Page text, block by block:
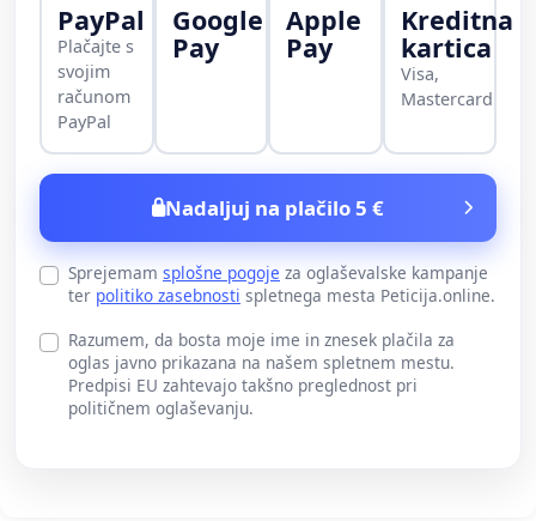
PayPal
Plačajte s
svojim
računom
PayPal
Google
Pay
Apple
Pay
Kreditna
kartica
Visa,
Mastercard
Nadaljuj na plačilo 5 €
Sprejemam splošne pogoje za oglaševalske kampanje
ter politiko zasebnosti spletnega mesta Peticija.online.
Razumem, da bosta moje ime in znesek plačila za
oglas javno prikazana na našem spletnem mestu.
Predpisi EU zahtevajo takšno preglednost pri
političnem oglaševanju.